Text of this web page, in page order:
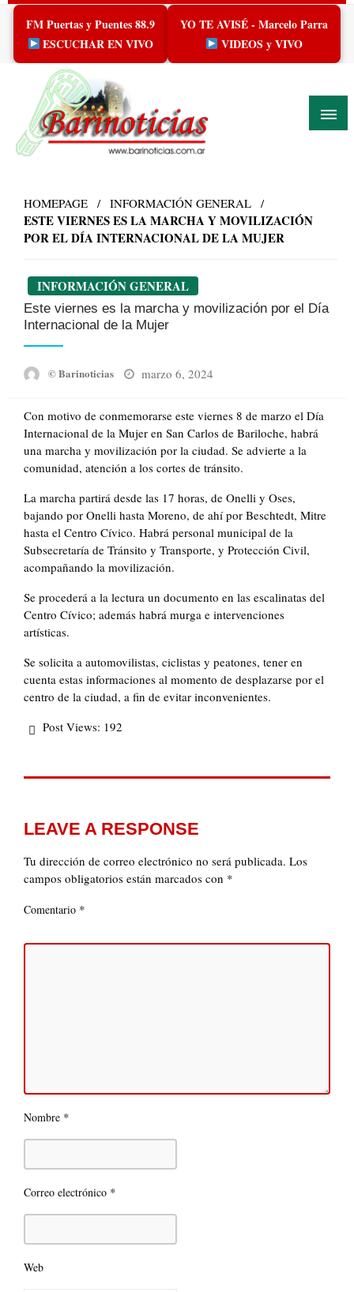
Skip
content
FM Puertas y Puentes 88.9
ESCUCHAR EN VIVO
YO TE AVISÉ - Marcelo Parra
VIDEOS y VIVO
HOMEPAGE INFORMACIÓN GENERAL
ESTE VIERNES ES LA MARCHA Y MOVILIZACIÓN
POR EL DÍA INTERNACIONAL DE LA MUJER
INFORMACIÓN GENERAL
Este viernes es la marcha y movilización por el Día
Internacional de la Mujer
© Barinoticias
Posted
marzo 6, 2024
Con motivo de conmemorarse este viernes 8 de marzo el Día
Internacional de la Mujer en San Carlos de Bariloche, habrá
una marcha y movilización por la ciudad. Se advierte a la
comunidad, atención a los cortes de tránsito.
La marcha partirá desde las 17 horas, de Onelli y Oses,
bajando por Onelli hasta Moreno, de ahí por Beschtedt, Mitre
hasta el Centro Cívico. Habrá personal municipal de la
Subsecretaría de Tránsito y Transporte, y Protección Civil,
acompañando la movilización.
Se procederá a la lectura un documento en las escalinatas del
Centro Cívico; además habrá murga e intervenciones
artísticas.
Se solicita a automovilistas, ciclistas y peatones, tener en
cuenta estas informaciones al momento de desplazarse por el
centro de la ciudad, a fin de evitar inconvenientes.
Post Views: 192
LEAVE A RESPONSE
Tu dirección de correo electrónico no será publicada. Los
campos obligatorios están marcados con *
Comentario *
Nombre *
Correo electrónico *
Web